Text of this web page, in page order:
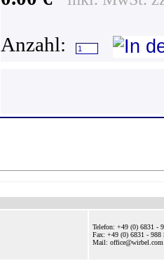
Anzahl:
Telefon: +49 (0) 6831 -
Fax: +49 (0) 6831 - 988
Mail: